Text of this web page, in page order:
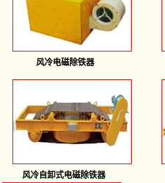
风冷电磁除铁器
风冷自卸式电磁除铁器